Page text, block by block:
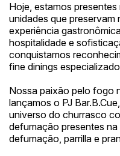
Hoje, estamos
unidades que
experiência
hospitalidade e
conquistamos
fine dinings
Nossa paixão pelo fogo
lançamos o PJ
universo do churrasco
defumação presentes
defumação, parrilla e